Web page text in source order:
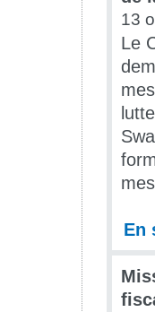
13
Le
En